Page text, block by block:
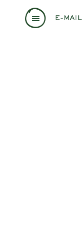
E-MAIL